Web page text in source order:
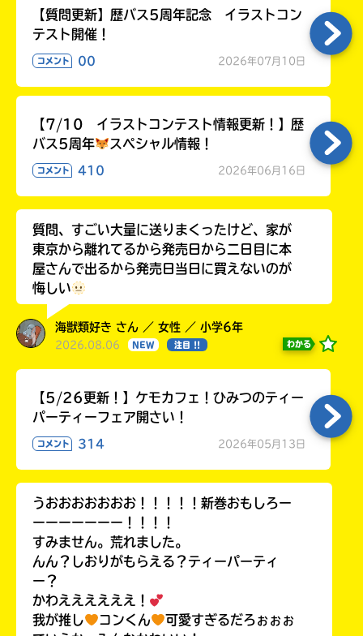
【質問更新】歴バス5周年記念 イラストコン
テスト開催！
コメント 00 2026年07月10日
【7/10 イラストコンテスト情報更新！】歴
バス5周年
スペシャル情報！
コメント 410 2026年06月16日
質問、すごい大量に送りまくったけど、家が
東京から離れてるから発売日から二日目に本
屋さんで出るから発売日当日に買えないのが
悔しい
海獣類好き さん ／ 女性 ／ 小学6年
2026.08.06 NEW 注目 !! わかる
【5/26更新！】ケモカフェ！ひみつのティー
パーティーフェア開さい！
コメント 314 2026年05月13日
うおおおおおおお！！！！！新巻おもしろー
ーーーーーーー！！！！
すみません。荒れました。
んん？しおりがもらえる？ティーパーティ
ー？
かわええええええ！
我が推し
コンくん
可愛すぎるだろぉぉぉ